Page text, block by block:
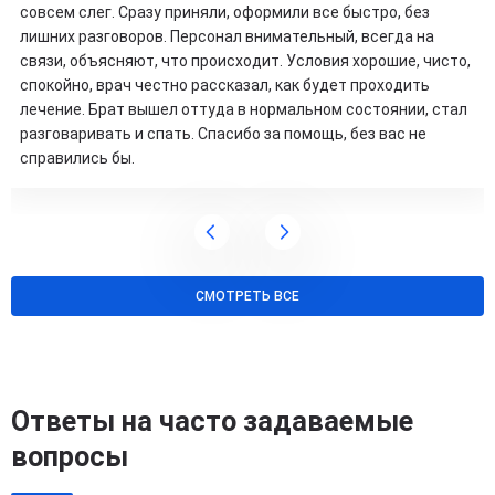
совсем слег. Сразу приняли, оформили все быстро, без
лишних разговоров. Персонал внимательный, всегда на
связи, объясняют, что происходит. Условия хорошие, чисто,
спокойно, врач честно рассказал, как будет проходить
лечение. Брат вышел оттуда в нормальном состоянии, стал
разговаривать и спать. Спасибо за помощь, без вас не
справились бы.
СМОТРЕТЬ ВСЕ
Ответы на часто задаваемые
вопросы